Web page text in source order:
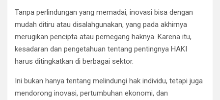
Tanpa perlindungan yang memadai, inovasi bisa dengan
mudah ditiru atau disalahgunakan, yang pada akhirnya
merugikan pencipta atau pemegang haknya. Karena itu,
kesadaran dan pengetahuan tentang pentingnya HAKI
harus ditingkatkan di berbagai sektor.
Ini bukan hanya tentang melindungi hak individu, tetapi juga
mendorong inovasi, pertumbuhan ekonomi, dan